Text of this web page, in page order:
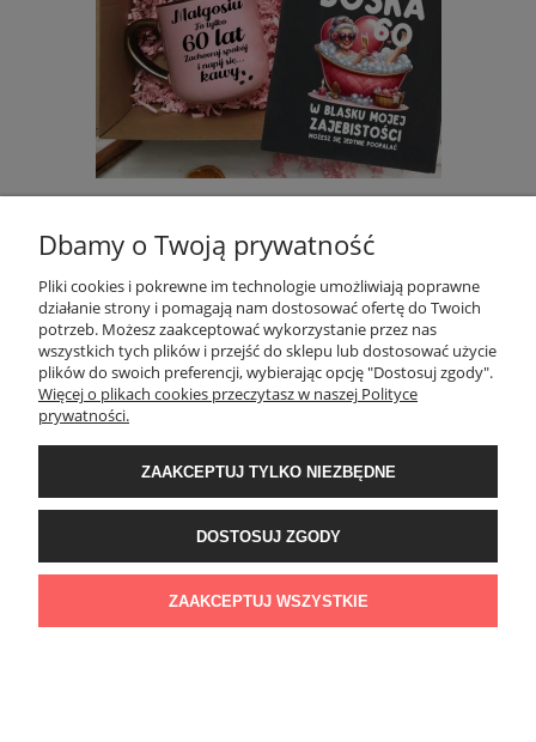
torba
69,00 zł
DO KOSZYKA
Dbamy o Twoją prywatność
Pliki cookies i pokrewne im technologie umożliwiają poprawne
działanie strony i pomagają nam dostosować ofertę do Twoich
potrzeb. Możesz zaakceptować wykorzystanie przez nas
wszystkich tych plików i przejść do sklepu lub dostosować użycie
plików do swoich preferencji, wybierając opcję "Dostosuj zgody".
Więcej o plikach cookies przeczytasz w naszej Polityce
prywatności.
ZAAKCEPTUJ TYLKO NIEZBĘDNE
DOSTOSUJ ZGODY
ZAAKCEPTUJ WSZYSTKIE